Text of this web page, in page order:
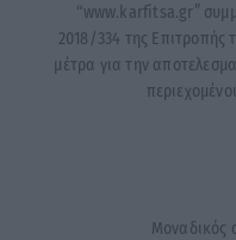
“www.karfitsa.gr”
2018/334 της Επιτροπής
μέτρα για την
Μοναδικός